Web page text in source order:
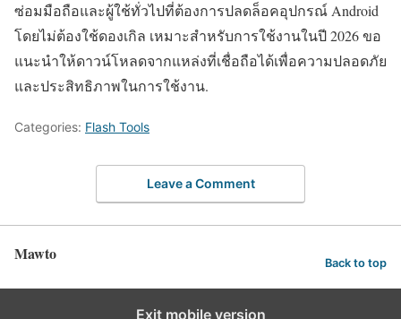
ซ่อมมือถือและผู้ใช้ทั่วไปที่ต้องการปลดล็อคอุปกรณ์ Android
โดยไม่ต้องใช้ดองเกิล เหมาะสำหรับการใช้งานในปี 2026 ขอ
แนะนำให้ดาวน์โหลดจากแหล่งที่เชื่อถือได้เพื่อความปลอดภัย
และประสิทธิภาพในการใช้งาน.
Categories: Flash Tools
Leave a Comment
Mawto Back to top
Exit mobile version